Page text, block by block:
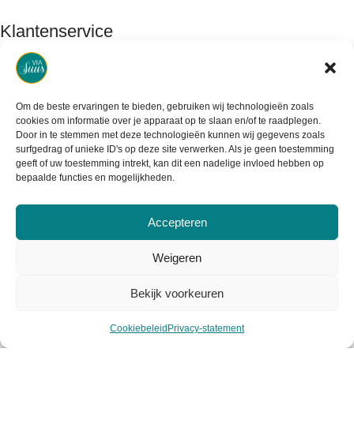
Om de beste ervaringen te bieden, gebruiken wij technologieën zoals
cookies om informatie over je apparaat op te slaan en/of te raadplegen.
Door in te stemmen met deze technologieën kunnen wij gegevens zoals
surfgedrag of unieke ID's op deze site verwerken. Als je geen toestemming
geeft of uw toestemming intrekt, kan dit een nadelige invloed hebben op
bepaalde functies en mogelijkheden.
Accepteren
Weigeren
Bekijk voorkeuren
Cookiebeleid Privacy-statement
Klantenservice
Contact
Retourneren
Garantie & klachten
Levertijd & verzendkosten